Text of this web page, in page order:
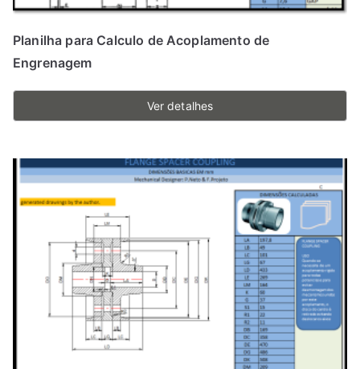
Planilha para Calculo de Acoplamento de
Engrenagem
Ver detalhes